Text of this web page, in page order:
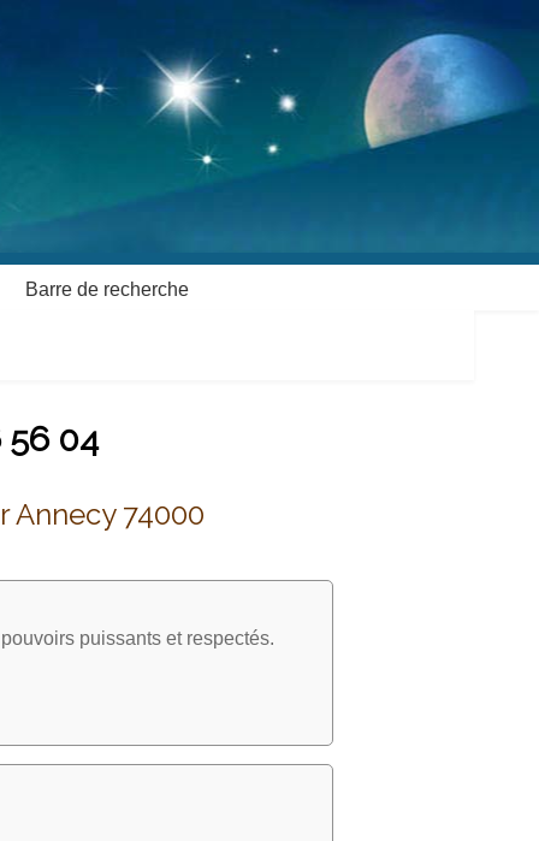
Barre de recherche
56 04
Annecy 74000
puissants et respectés.